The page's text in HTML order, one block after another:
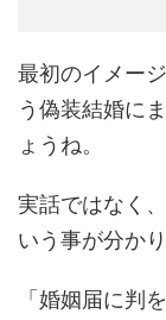
最初のイメー
う偽装結婚に
ょうね。
実話ではなく
いう事が分か
「婚姻届に判